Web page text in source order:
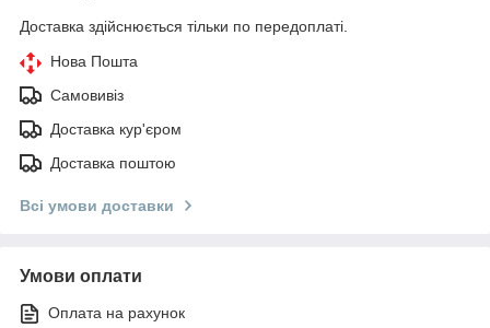
Доставка здійснюється тільки по передоплаті.
Нова Пошта
Самовивіз
Доставка кур'єром
Доставка поштою
Всі умови доставки
Умови оплати
Оплата на рахунок